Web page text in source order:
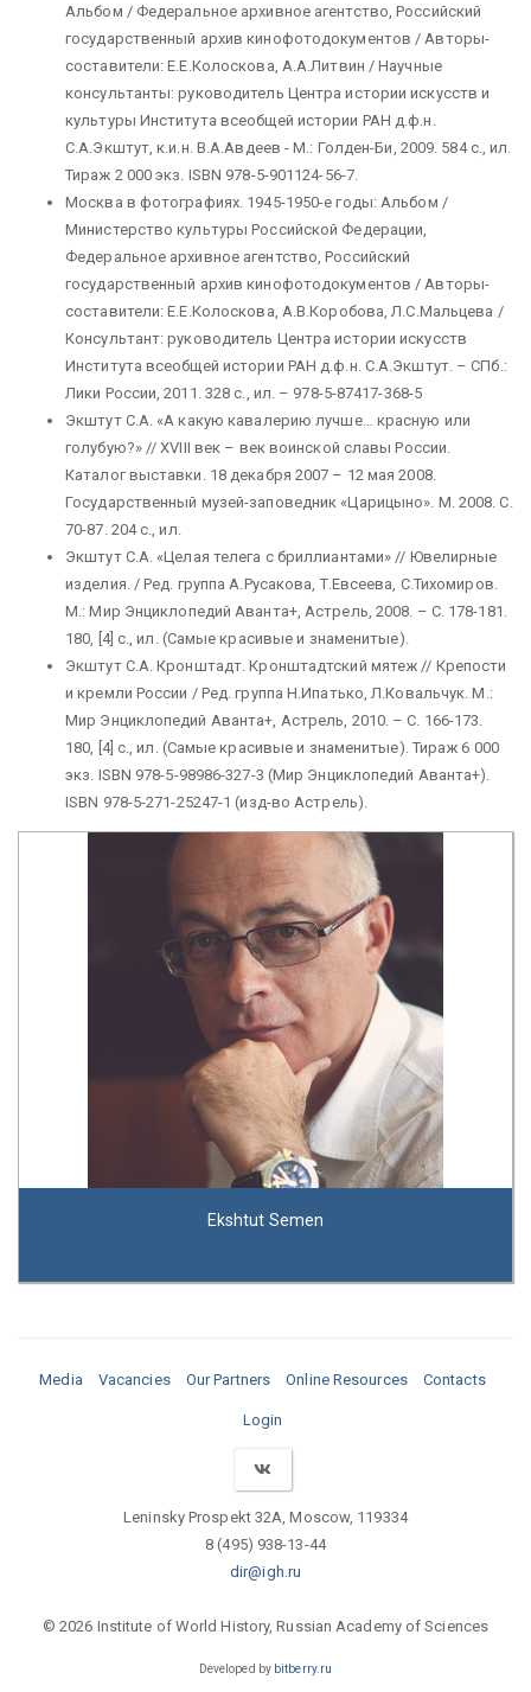
Альбом / Федеральное архивное агентство, Российский
государственный архив кинофотодокументов / Авторы-
составители: Е.Е.Колоскова, А.А.Литвин / Научные
консультанты: руководитель Центра истории искусств и
культуры Института всеобщей истории РАН д.ф.н.
С.А.Экштут, к.и.н. В.А.Авдеев - М.: Голден-Би, 2009. 584 с., ил.
Тираж 2 000 экз. ISBN 978-5-901124-56-7.
Москва в фотографиях. 1945-1950-е годы: Альбом /
Министерство культуры Российской Федерации,
Федеральное архивное агентство, Российский
государственный архив кинофотодокументов / Авторы-
составители: Е.Е.Колоскова, А.В.Коробова, Л.С.Мальцева /
Консультант: руководитель Центра истории искусств
Института всеобщей истории РАН д.ф.н. С.А.Экштут. – СПб.:
Лики России, 2011. 328 с., ил. – 978-5-87417-368-5
Экштут С.А. «А какую кавалерию лучше… красную или
голубую?» // XVIII век – век воинской славы России.
Каталог выставки. 18 декабря 2007 – 12 мая 2008.
Государственный музей-заповедник «Царицыно». М. 2008. С.
70-87. 204 с., ил.
Экштут С.А. «Целая телега с бриллиантами» // Ювелирные
изделия. / Ред. группа А.Русакова, Т.Евсеева, С.Тихомиров.
М.: Мир Энциклопедий Аванта+, Астрель, 2008. – С. 178-181.
180, [4] с., ил. (Самые красивые и знаменитые).
Экштут С.А. Кронштадт. Кронштадтский мятеж // Крепости
и кремли России / Ред. группа Н.Ипатько, Л.Ковальчук. М.:
Мир Энциклопедий Аванта+, Астрель, 2010. – С. 166-173.
180, [4] с., ил. (Самые красивые и знаменитые). Тираж 6 000
экз. ISBN 978-5-98986-327-3 (Мир Энциклопедий Аванта+).
ISBN 978-5-271-25247-1 (изд-во Астрель).
Ekshtut Semen
Media Vacancies Our Partners Online Resources Contacts
Login
Leninsky Prospekt 32A, Moscow, 119334
8 (495) 938-13-44
dir@igh.ru
© 2026 Institute of World History, Russian Academy of Sciences
Developed by bitberry.ru